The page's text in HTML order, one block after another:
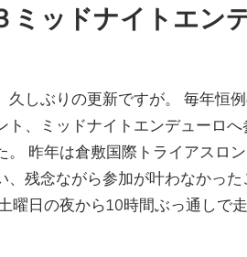
ミッドナイトエン
久しぶりの更新ですが。 毎年恒
ト、ミッドナイトエンデューロへ
。 昨年は倉敷国際トライアスロ
、残念ながら参加が叶わなかった
曜日の夜から10時間ぶっ通しで